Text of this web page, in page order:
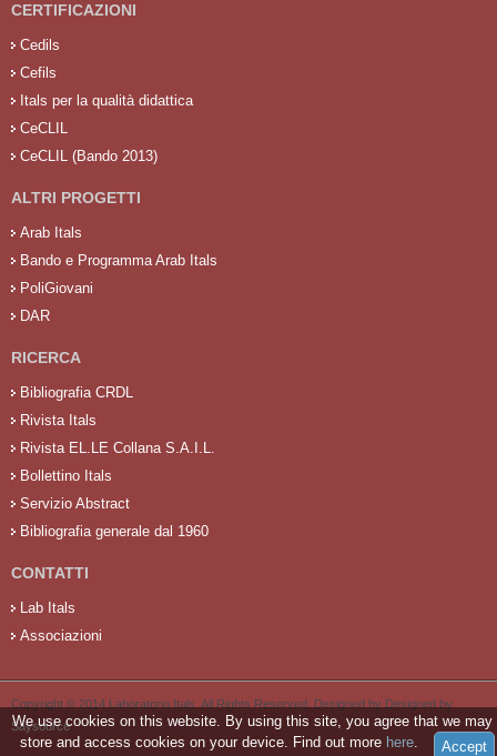
CERTIFICAZIONI
Cedils
Cefils
Itals per la qualità didattica
CeCLIL
CeCLIL (Bando 2013)
ALTRI PROGETTI
Arab Itals
Bando e Programma Arab Itals
PoliGiovani
DAR
RICERCA
Bibliografia CRDL
Rivista Itals
Rivista EL.LE Collana S.A.I.L.
Bollettino Itals
Servizio Abstract
Bibliografia generale dal 1960
CONTATTI
Lab Itals
Associazioni
Copyright © 2014 Laboratorio Itals. All Rights Reserved. Designed by Designed by
Saysource.
We use cookies on this website. By using this site, you agree that we may
store and access cookies on your device. Find out more here. Accept